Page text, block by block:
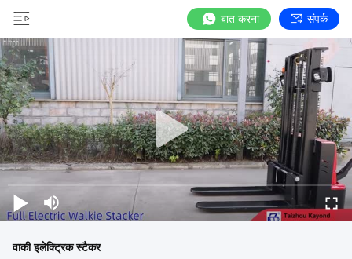
बात करना संपर्क
वाकी इलेक्ट्रिक स्टैकर